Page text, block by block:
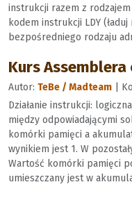
instrukcji razem z
kodem instrukcji LDY
bezpośredniego rodzaju
Kurs Assemblera
Autor: TeBe / Madteam |
Działanie instrukcji:
między odpowiadającymi
komórki pamięci a
wynikiem jest 1. W
Wartość komórki pamięci
umieszczany jest w